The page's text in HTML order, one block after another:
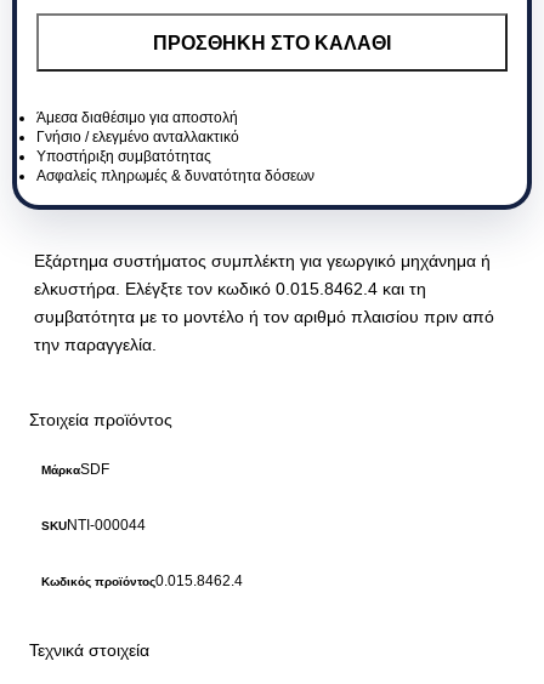
Εξάρτημα συστήματος συμπλέκτη για γεωργικό μηχάνημα ή
ελκυστήρα. Ελέγξτε τον κωδικό 0.015.8462.4 και τη
συμβατότητα με το μοντέλο ή τον αριθμό πλαισίου πριν από
την παραγγελία.
Στοιχεία προϊόντος
ΜάρκαSDF
SKUNTI-000044
Κωδικός προϊόντος0.015.8462.4
Τεχνικά στοιχεία
ΠΡΟΣΘΉΚΗ ΣΤΟ ΚΑΛΆΘΙ
Άμεσα διαθέσιμο για αποστολή
Γνήσιο / ελεγμένο ανταλλακτικό
Υποστήριξη συμβατότητας
Ασφαλείς πληρωμές & δυνατότητα δόσεων